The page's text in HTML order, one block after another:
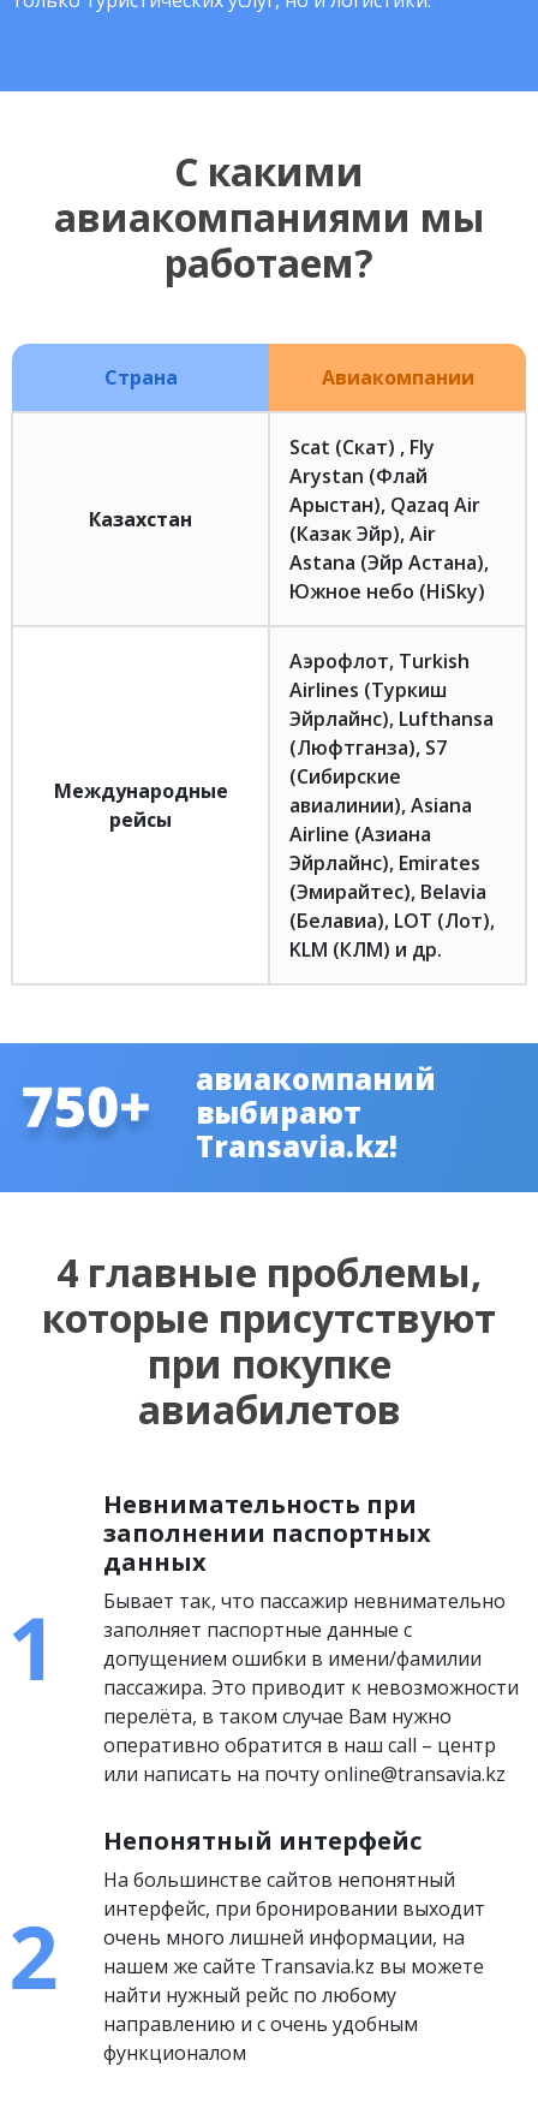
С какими
авиакомпаниями мы
работаем?
Страна Авиакомпании
Казахстан
Scat (Скат) , Fly
Arystan (Флай
Арыстан), Qazaq Air
(Казак Эйр), Air
Astana (Эйр Астана),
Южное небо (HiSky)
Международные
рейсы
Аэрофлот, Turkish
Airlines (Туркиш
Эйрлайнс), Lufthansa
(Люфтганза), S7
(Сибирские
авиалинии), Asiana
Airline (Азиана
Эйрлайнс), Emirates
(Эмирайтес), Belavia
(Белавиа), LOT (Лот),
KLM (КЛМ) и др.
авиакомпаний
выбирают
Transavia.kz!
4 главные проблемы,
которые присутствуют
при покупке
авиабилетов
Невнимательность при
заполнении паспортных
данных
Бывает так, что пассажир невнимательно
заполняет паспортные данные с
допущением ошибки в имени/фамилии
пассажира. Это приводит к невозможности
перелёта, в таком случае Вам нужно
оперативно обратится в наш call – центр
или написать на почту online@transavia.kz
Непонятный интерфейс
На большинстве сайтов непонятный
интерфейс, при бронировании выходит
очень много лишней информации, на
нашем же сайте Transavia.kz вы можете
найти нужный рейс по любому
направлению и с очень удобным
функционалом